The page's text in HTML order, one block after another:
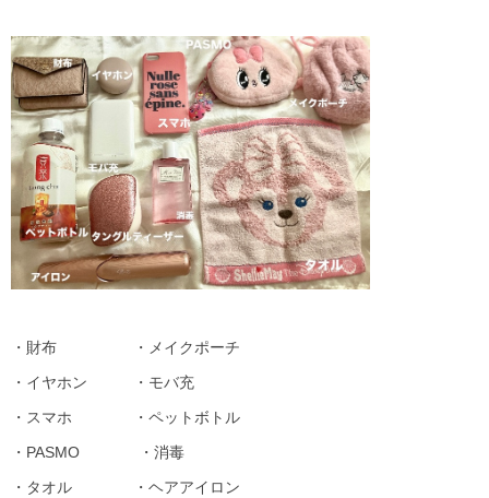
・財布 ・メイクポーチ
・イヤホン ・モバ充
・スマホ ・ペットボトル
・PASMO ・消毒
・タオル ・ヘアアイロン